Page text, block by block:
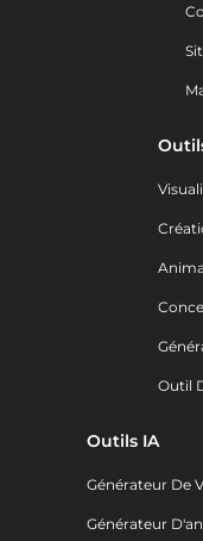
Outil
Outils IA
Générateur De
Générateur